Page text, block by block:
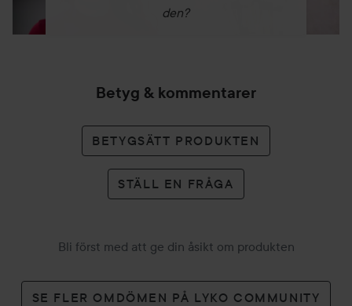
den?
Betyg & kommentarer
BETYGSÄTT PRODUKTEN
STÄLL EN FRÅGA
Bli först med att ge din åsikt om produkten
SE FLER OMDÖMEN PÅ LYKO COMMUNITY